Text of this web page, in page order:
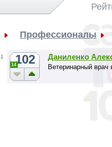
Профессионалы
1 102
14
Даниленко
Ветеринарный врач